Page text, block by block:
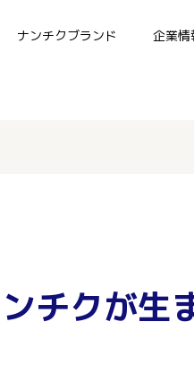
ナンチクブランド 企業情
チクが生